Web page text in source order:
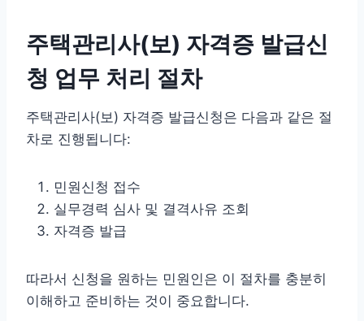
주택관리사(보) 자격증 발급신
청 업무 처리 절차
주택관리사(보) 자격증 발급신청은 다음과 같은 절
차로 진행됩니다:
민원신청 접수
실무경력 심사 및 결격사유 조회
자격증 발급
따라서 신청을 원하는 민원인은 이 절차를 충분히
이해하고 준비하는 것이 중요합니다.